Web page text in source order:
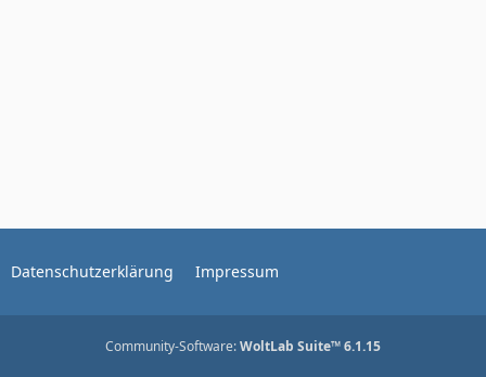
Datenschutzerklärung Impressum
Community-Software:WoltLab Suite™ 6.1.15